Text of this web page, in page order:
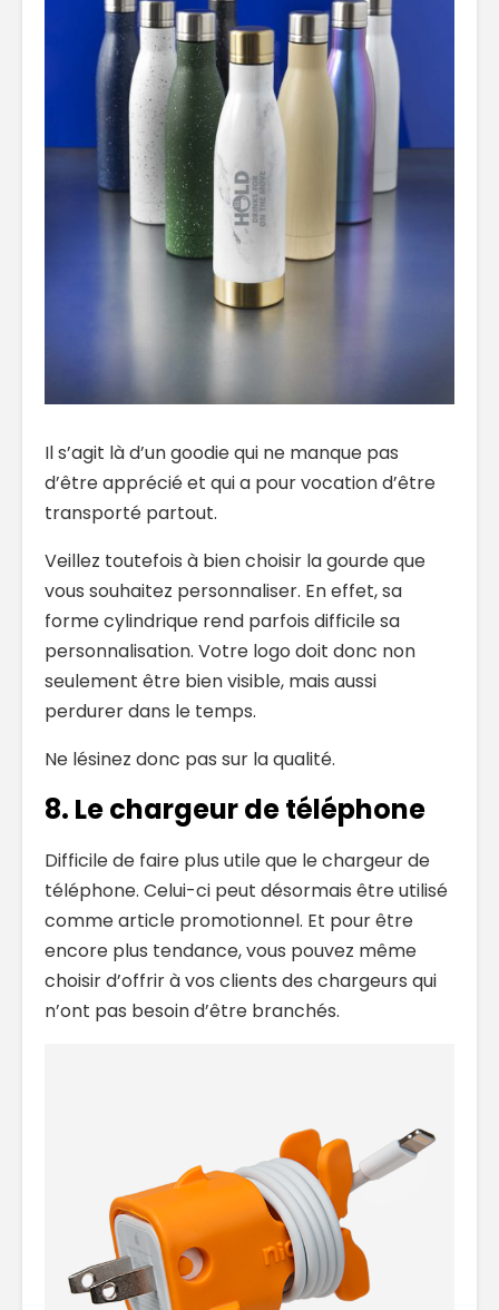
Il s’agit là d’un goodie qui ne manque pas
d’être apprécié et qui a pour vocation d’être
transporté partout.
Veillez toutefois à bien choisir la gourde que
vous souhaitez personnaliser. En effet, sa
forme cylindrique rend parfois difficile sa
personnalisation. Votre logo doit donc non
seulement être bien visible, mais aussi
perdurer dans le temps.
Ne lésinez donc pas sur la qualité.
8. Le chargeur de téléphone
Difficile de faire plus utile que le chargeur de
téléphone. Celui-ci peut désormais être utilisé
comme article promotionnel. Et pour être
encore plus tendance, vous pouvez même
choisir d’offrir à vos clients des chargeurs qui
n’ont pas besoin d’être branchés.